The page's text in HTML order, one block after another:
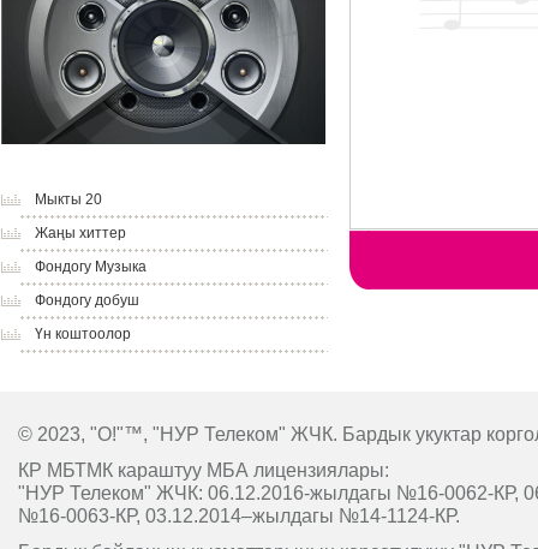
Мыкты 20
Жаңы хиттер
Фондогу Музыка
Фондогу добуш
Үн коштоолор
© 2023, "O!"™, "НУР Телеком" ЖЧК. Бардык укуктар
КР МБТМК караштуу МБА лицензиялары:
"НУР Телеком" ЖЧК: 06.12.2016-жылдагы №16-0062-КР,
№16-0063-КР, 03.12.2014–жылдагы №14-1124-КР.